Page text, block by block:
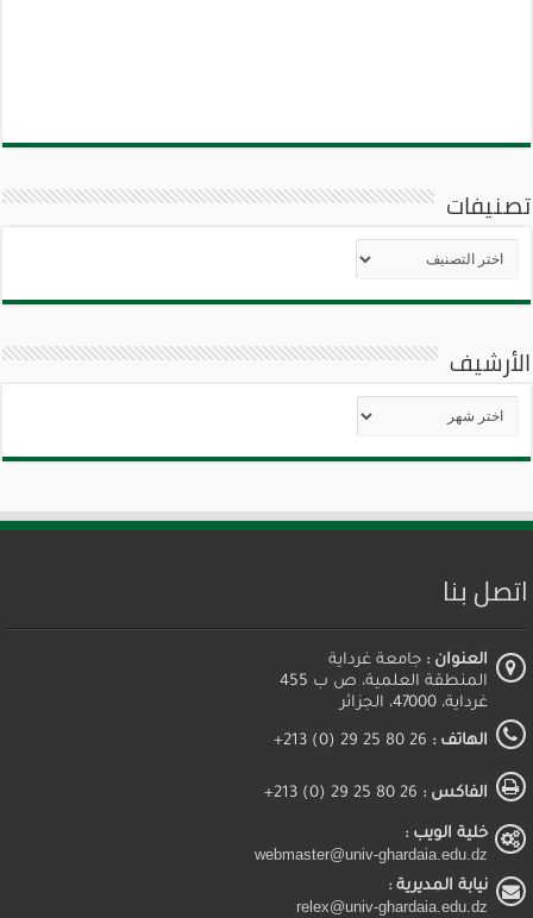
تصنيفات
الأرشيف
اتصل بنا
العنوان : جامعة غرداية
المنطقة العلمية، ص ب 455
غرداية، 47000، الجزائر
الهاتف :
الفاكس :
خلية الويب :
webmaster@univ-ghardaia.edu.dz
نيابة المديرية :
relex@univ-ghardaia.edu.dz